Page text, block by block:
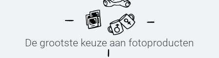
De grootste keuze aan fotoproducten